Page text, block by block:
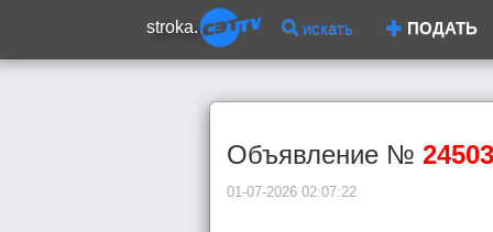
stroka. искать ПОДАТЬ
Объявление № 24503
01-07-2026 02:07:22